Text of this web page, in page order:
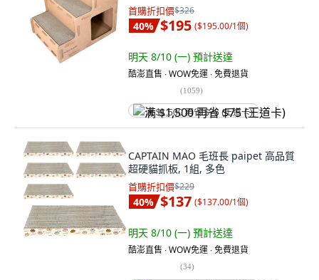
首購折扣價$326
40% $195 ($195.00/1個)
明天 8/10 (一) 預計送達
酷澎直售 ∙ WOW免運 ∙ 免費退貨
(1059)
满 $1,500 再省 $75 (王道卡)
CAPTAIN MAO 毛班長 paipet 高品質
超硬貓抓板, 1組, 多色
首購折扣價$229
40% $137 ($137.00/1個)
明天 8/10 (一) 預計送達
酷澎直售 ∙ WOW免運 ∙ 免費退貨
(34)